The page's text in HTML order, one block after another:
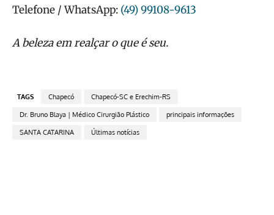
Telefone / WhatsApp: (49) 99108-9613
A beleza em realçar o que é seu.
TAGS Chapecó Chapecó-SC e Erechim-RS
Dr. Bruno Blaya | Médico Cirurgião Plástico principais informações
SANTA CATARINA Últimas notícias